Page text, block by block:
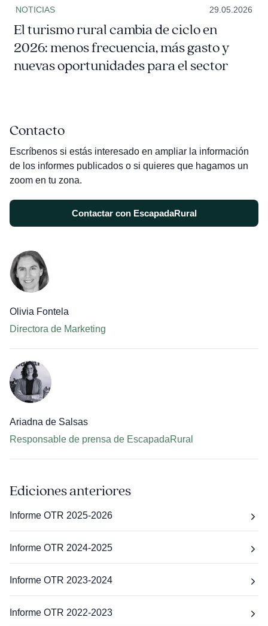
NOTICIAS 29.05.2026
El turismo rural cambia de ciclo en
2026: menos frecuencia, más gasto y
nuevas oportunidades para el sector
Contacto
Escríbenos si estás interesado en ampliar la información
de los informes publicados o si quieres que hagamos un
zoom en tu zona.
Contactar con EscapadaRural
Olivia Fontela
Directora de Marketing
Ariadna de Salsas
Responsable de prensa de EscapadaRural
Ediciones anteriores
Informe OTR 2025-2026
Informe OTR 2024-2025
Informe OTR 2023-2024
Informe OTR 2022-2023